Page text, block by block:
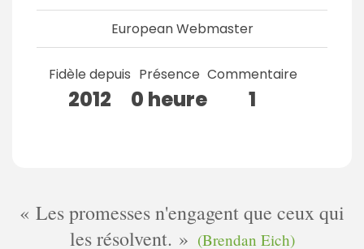
European Webmaster
Fidèle depuis
2012
Présence
0 heure
Commentaire
1
Les promesses n'engagent que ceux qui
les résolvent.
(Brendan Eich)